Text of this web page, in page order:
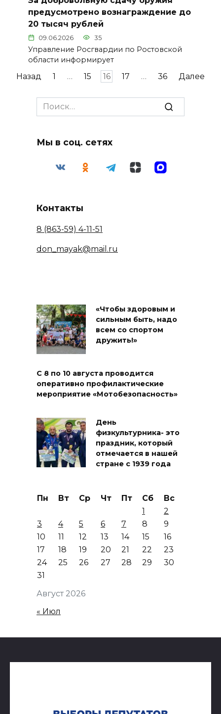
предусмотрено вознаграждение до
20 тысяч рублей
09.06.2026 35
Управление Росгвардии по Ростовской
области информирует
Пагинация
Назад 1 … 15 16 17 … 36 Далее
Search
for:
Мы в соц. сетях
Контакты
8 (863-59) 4-11-51
don_mayak@mail.ru
«Чтобы здоровым и
сильным быть, надо
всем со спортом
дружить!»
С 8 по 10 августа проводится
оперативно профилактические
мероприятие «Мотобезопасность»
День
физкультурника- это
праздник, который
отмечается в нашей
стране с 1939 года
Август 2026
Пн Вт Ср Чт Пт Сб
Вс
1
2
3
4 5 6 7 8
9
10
11 12 13 14 15
16
17
18 19 20 21 22
23
24
25 26 27 28 29
30
31
« Июл